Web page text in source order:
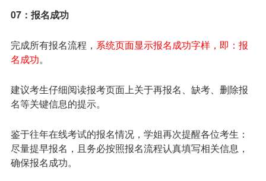
07：报名成功
完成所有报名流程， 系统页面显示报名成功字样，即：报
名成功。
建议考生仔细阅读报考页面上关于再报名、缺考、删除报
名等关键信息的提示。
鉴于往年在线考试的报名情况，学姐再次提醒各位考生：
尽量提早报名，且务必按照报名流程认真填写相关信息，
确保报名成功。